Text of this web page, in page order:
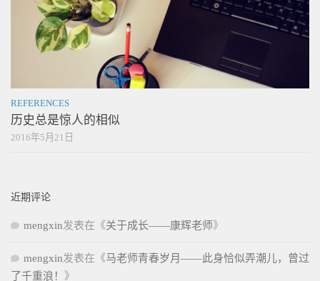
REFERENCES
历史总是惊人的相似
2016年5月21日
近期评论
mengxin发表在《关于成长——康辉老师》
mengxin发表在《马老师青春岁月——此身恰似弄潮儿，曾过
了千重浪！ 》